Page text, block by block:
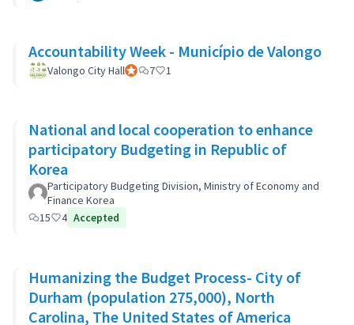
Accountability Week - Município de Valongo
Valongo City HallOfficial participant
7 1
National and local cooperation to enhance
participatory Budgeting in Republic of
Korea
Participatory Budgeting Division, Ministry of Economy and
Finance Korea
15
4 Accepted
Humanizing the Budget Process- City of
Durham (population 275,000), North
Carolina, The United States of America